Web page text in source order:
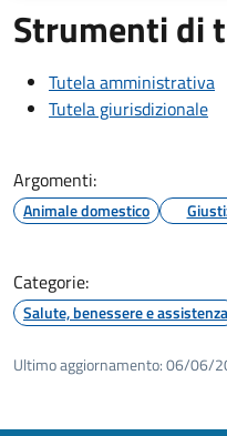
Strumenti di
Tutela amministrativa
Tutela giurisdizionale
Argomenti:
Animale domestico
Categorie:
Salute, benessere e assistenza
Ultimo aggiornamento:06/06/